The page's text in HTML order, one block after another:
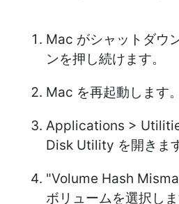
Mac がシャットダウ
ンを押し続けます。
Mac を再起動します。
Applications >
Disk Utility を開きます
"Volume Hash
ボリュームを選択しま